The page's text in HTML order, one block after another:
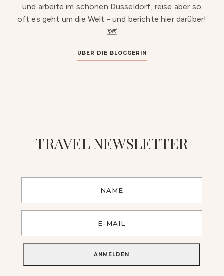
und arbeite im schönen Düsseldorf, reise aber so
oft es geht um die Welt - und berichte hier darüber!
🗺️
ÜBER DIE BLOGGERIN
TRAVEL NEWSLETTER